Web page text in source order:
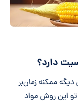
دارد؟
ممکنه زمان‌بر
این روش مواد